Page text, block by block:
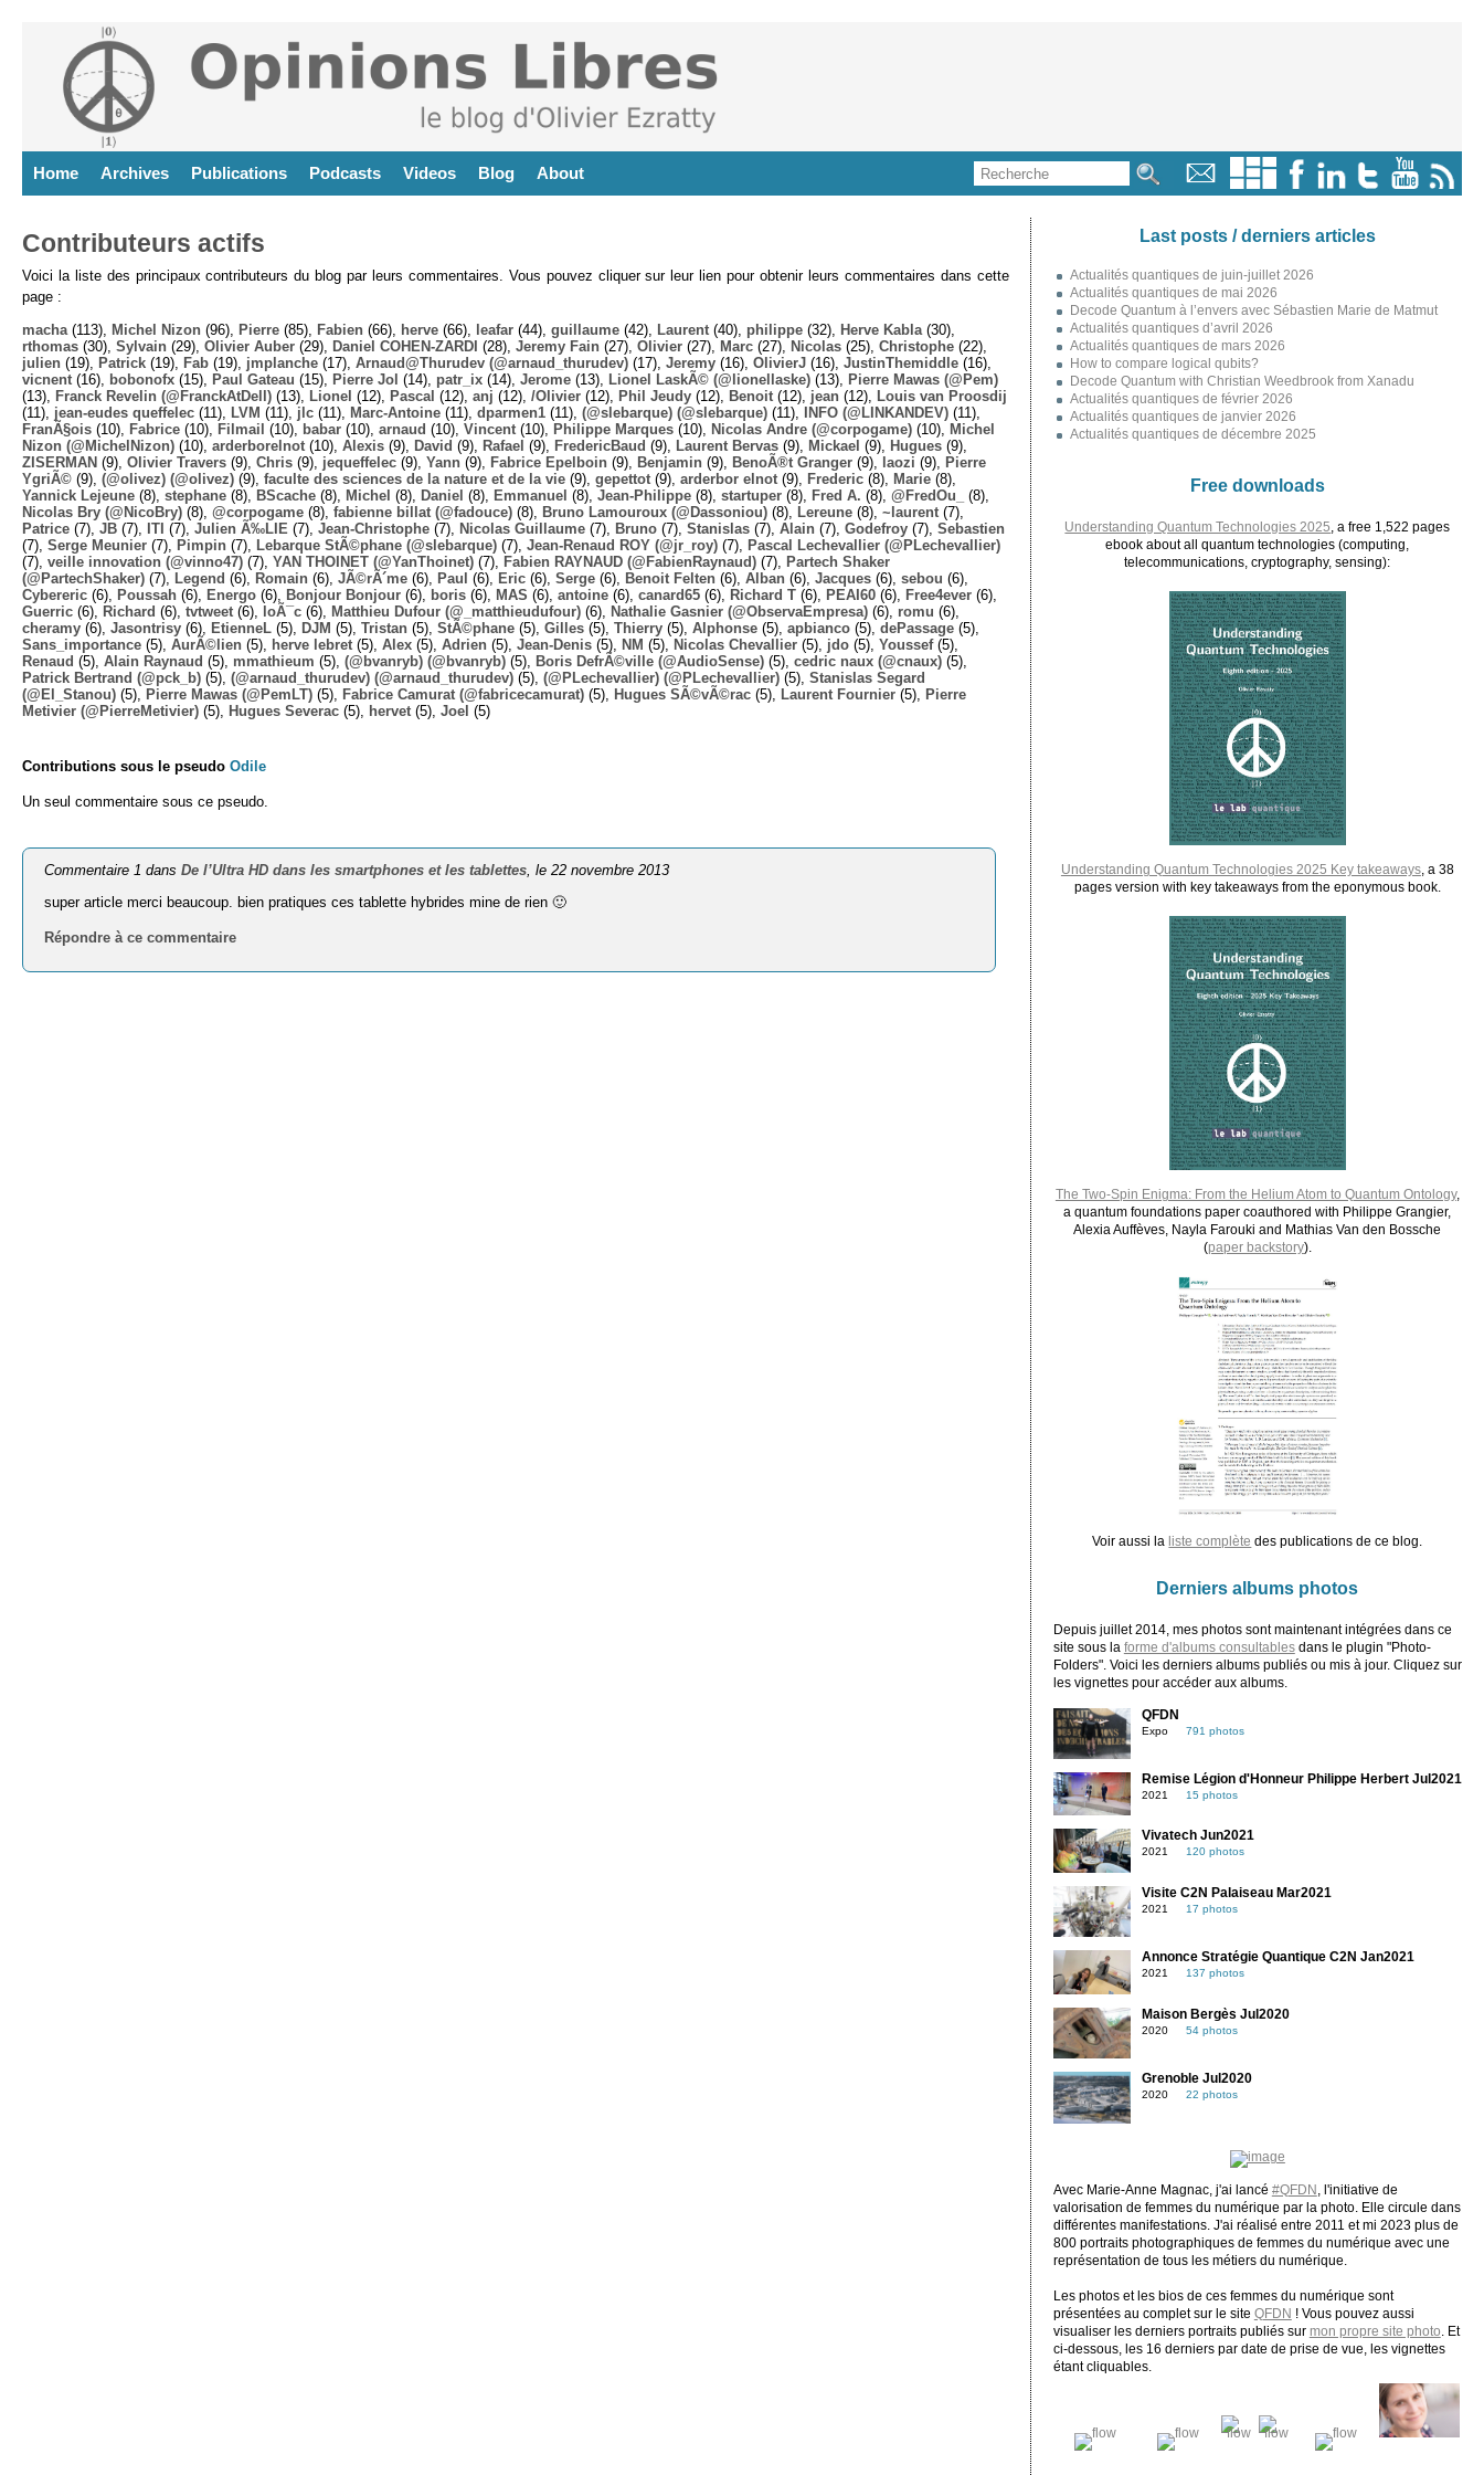
Home Archives Publications Podcasts Videos Blog About
Contributeurs actifs
Voici la liste des principaux contributeurs du blog par leurs commentaires. Vous pouvez cliquer sur leur lien pour obtenir leurs commentaires dans cette
page :
macha (113), Michel Nizon (96), Pierre (85), Fabien (66), herve (66), leafar (44), guillaume (42), Laurent (40), philippe (32), Herve Kabla (30),
rthomas (30), Sylvain (29), Olivier Auber (29), Daniel COHEN-ZARDI (28), Jeremy Fain (27), Olivier (27), Marc (27), Nicolas (25), Christophe (22),
julien (19), Patrick (19), Fab (19), jmplanche (17), Arnaud@Thurudev (@arnaud_thurudev) (17), Jeremy (16), OlivierJ (16), JustinThemiddle (16),
vicnent (16), bobonofx (15), Paul Gateau (15), Pierre Jol (14), patr_ix (14), Jerome (13), Lionel LaskÃ© (@lionellaske) (13),
Pierre Mawas (@Pem)
(13),
Franck Revelin (@FranckAtDell) (13), Lionel (12), Pascal (12), anj (12), /Olivier (12), Phil Jeudy (12), Benoit (12), jean (12),
Louis van Proosdij
(11), jean-eudes queffelec (11), LVM (11), jlc (11), Marc-Antoine (11), dparmen1 (11), (@slebarque) (@slebarque) (11), INFO (@LINKANDEV) (11),
FranÃ§ois (10), Fabrice (10), Filmail (10), babar (10), arnaud (10), Vincent (10), Philippe Marques (10), Nicolas Andre (@corpogame) (10),
Michel
Nizon (@MichelNizon) (10), arderborelnot (10), Alexis (9), David (9), Rafael (9), FredericBaud (9), Laurent Bervas (9), Mickael (9), Hugues (9),
ZISERMAN (9), Olivier Travers (9), Chris (9), jequeffelec (9), Yann (9), Fabrice Epelboin (9), Benjamin (9), BenoÃ®t Granger (9), laozi (9),
Pierre
YgriÃ© (9), (@olivez) (@olivez) (9), faculte des sciences de la nature et de la vie (9), gepettot (9), arderbor elnot (9), Frederic (8), Marie (8),
Yannick Lejeune (8), stephane (8), BScache (8), Michel (8), Daniel (8), Emmanuel (8), Jean-Philippe (8), startuper (8), Fred A. (8), @FredOu_
(8),
Nicolas Bry (@NicoBry) (8), @corpogame (8), fabienne billat (@fadouce) (8), Bruno Lamouroux (@Dassoniou) (8), Lereune (8), ~laurent (7),
Patrice (7), JB (7), ITI (7), Julien Ã‰LIE (7), Jean-Christophe (7), Nicolas Guillaume (7), Bruno (7), Stanislas (7), Alain (7), Godefroy (7), Sebastien
(7), Serge Meunier (7), Pimpin (7), Lebarque StÃ©phane (@slebarque) (7), Jean-Renaud ROY (@jr_roy) (7),
Pascal Lechevallier (@PLechevallier)
(7), veille innovation (@vinno47) (7), YAN THOINET (@YanThoinet) (7), Fabien RAYNAUD (@FabienRaynaud) (7),
Partech Shaker
(@PartechShaker) (7), Legend (6), Romain (6), JÃ©rÃ´me (6), Paul (6), Eric (6), Serge (6), Benoit Felten (6), Alban (6), Jacques (6), sebou (6),
Cybereric (6), Poussah (6), Energo (6), Bonjour Bonjour (6), boris (6), MAS (6), antoine (6), canard65 (6), Richard T (6), PEAI60 (6), Free4ever (6),
Guerric (6), Richard (6), tvtweet (6), loÃ¯c (6), Matthieu Dufour (@_matthieudufour) (6), Nathalie Gasnier (@ObservaEmpresa) (6), romu (6),
cheramy (6), Jasontrisy (6), EtienneL (5), DJM (5), Tristan (5), StÃ©phane (5), Gilles (5), Thierry (5), Alphonse (5), apbianco (5), dePassage (5),
Sans_importance (5), AurÃ©lien (5), herve lebret (5), Alex (5), Adrien (5), Jean-Denis (5), NM (5), Nicolas Chevallier (5), jdo (5), Youssef(5),
Renaud (5), Alain Raynaud (5), mmathieum (5), (@bvanryb) (@bvanryb) (5), Boris DefrÃ©ville (@AudioSense) (5), cedric naux (@cnaux) (5),
Patrick Bertrand (@pck_b) (5), (@arnaud_thurudev) (@arnaud_thurudev) (5), (@PLechevallier) (@PLechevallier) (5), Stanislas Segard
(@El_Stanou) (5), Pierre Mawas (@PemLT) (5), Fabrice Camurat (@fabricecamurat) (5), Hugues SÃ©vÃ©rac (5), Laurent Fournier (5),
Pierre
Metivier (@PierreMetivier) (5), Hugues Severac (5), hervet (5), Joel (5)
Contributions sous le pseudo Odile
Un seul commentaire sous ce pseudo.
Commentaire 1 dansDe l’Ultra HD dans les smartphones et les tablettes , le 22 novembre 2013
super article merci beaucoup. bien pratiques ces tablette hybrides mine de rien 🙂
Répondre à ce commentaire
Last posts / derniers articles
Actualités quantiques de juin-juillet 2026
Actualités quantiques de mai 2026
Decode Quantum à l’envers avec Sébastien Marie de Matmut
Actualités quantiques d’avril 2026
Actualités quantiques de mars 2026
How to compare logical qubits?
Decode Quantum with Christian Weedbrook from Xanadu
Actualités quantiques de février 2026
Actualités quantiques de janvier 2026
Actualités quantiques de décembre 2025
Free downloads
Understanding Quantum Technologies 2025 , a free 1,522 pages
ebook about all quantum technologies (computing,
telecommunications, cryptography, sensing):
Understanding Quantum Technologies 2025 Key takeaways, a 38
pages version with key takeaways from the eponymous book.
The Two-Spin Enigma: From the Helium Atom to Quantum Ontology,
a quantum foundations paper coauthored with Philippe Grangier,
Alexia Auffèves, Nayla Farouki and Mathias Van den Bossche
(paper backstory).
Voir aussi la liste complète des publications de ce blog.
Derniers albums photos
Depuis juillet 2014, mes photos sont maintenant intégrées dans ce
site sous la forme d'albums consultablesdans le plugin "Photo-
Folders". Voici les derniers albums publiés ou mis à jour. Cliquez sur
les vignettes pour accéder aux albums.
QFDN
Expo 791 photos
Remise Légion d'Honneur Philippe Herbert Jul2021
2021 15 photos
Vivatech Jun2021
2021 120 photos
Visite C2N Palaiseau Mar2021
2021 17 photos
Annonce Stratégie Quantique C2N Jan2021
2021 137 photos
Maison Bergès Jul2020
2020 54 photos
Grenoble Jul2020
2020 22 photos
Avec Marie-Anne Magnac, j'ai lancé #QFDN
, l'initiative de
valorisation de femmes du numérique par la photo. Elle circule dans
différentes manifestations. J'ai réalisé entre 2011 et mi 2023 plus de
800 portraits photographiques de femmes du numérique avec une
représentation de tous les métiers du numérique.
Les photos et les bios de ces femmes du numérique sont
présentées au complet sur le site QFDN ! Vous pouvez aussi
visualiser les derniers portraits publiés sur mon propre site photo . Et
ci-dessous, les 16 derniers par date de prise de vue, les vignettes
étant cliquables.